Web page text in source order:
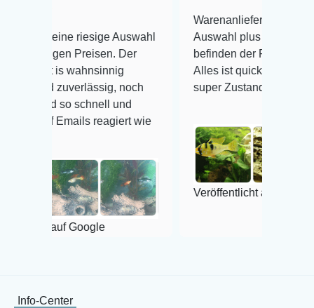
riesige Auswahl
Preisen. Der
noch
schnell und
reagiert wie
Warenanlieferung Top und die
Auswahl plus gesundheitliches
befinden der Fische einwandfrei.
Alles ist quick lebendig und im
super Zustand. Gerne wieder 😃
Veröffentlicht auf Google
Info-Center